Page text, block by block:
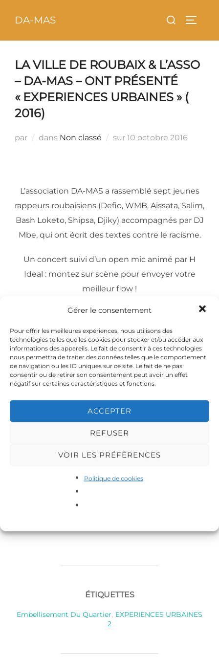
Gérer le consentement
Pour offrir les meilleures expériences, nous utilisons des
technologies telles que les cookies pour stocker et/ou accéder aux
informations des appareils. Le fait de consentir à ces technologies
nous permettra de traiter des données telles que le comportement
de navigation ou les ID uniques sur ce site. Le fait de ne pas
consentir ou de retirer son consentement peut avoir un effet
négatif sur certaines caractéristiques et fonctions.
ACCEPTER
REFUSER
VOIR LES PRÉFÉRENCES
Politique de cookies
DA-MAS Rechercher :
LA VILLE DE ROUBAIX & L’ASSO
– DA-MAS – ONT PRÉSENTÉ
« EXPERIENCES URBAINES » (
2016)
par dans Non classé sur Publié
10 octobre 2016
L’association DA-MAS a rassemblé sept jeunes
rappeurs roubaisiens (Defio, WMB, Aissata, Salim,
Bash Loketo, Shipsa, Djiky) accompagnés par DJ
Mbe, qui ont écrit des textes contre le racisme.
Un concert suivi d’un open mic animé par H
Ideal : montez sur scène pour envoyer votre
meilleur flow !
Cliquez pour accepter les cookies
ÉTIQUETTES
Embellisement Du Quartier, EXPERIENCES URBAINES
2